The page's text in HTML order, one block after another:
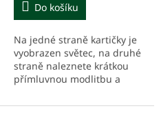
Do košíku
Na jedné straně kartičky je
vyobrazen světec, na druhé
straně naleznete krátkou
přímluvnou modlitbu a
života, stručně v bodech.